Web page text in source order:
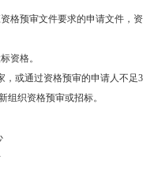
格预审文件要求的申请文件，资
资格。
，或通过资格预审的申请人不足3
组织资格预审或招标。